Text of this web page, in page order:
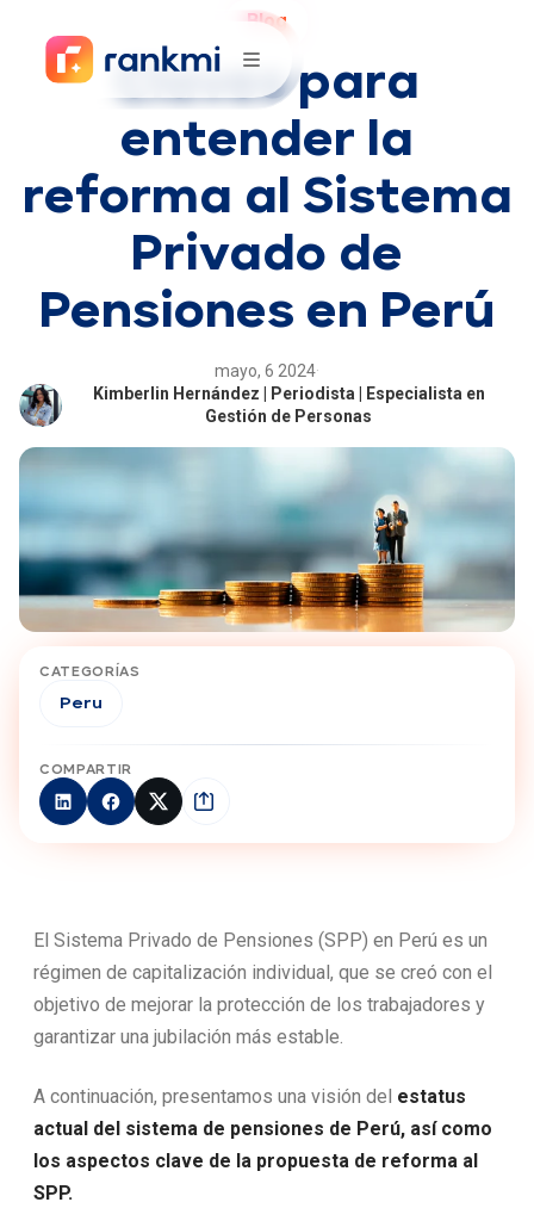
Blog
Claves para
entender la
reforma al Sistema
Privado de
Pensiones en Perú
mayo, 6 2024·
Kimberlin Hernández | Periodista | Especialista en
Gestión de Personas
CATEGORÍAS
Peru
COMPARTIR
El Sistema Privado de Pensiones (SPP) en Perú es un
régimen de capitalización individual, que se creó con el
objetivo de mejorar la protección de los trabajadores y
garantizar una jubilación más estable.
A continuación, presentamos una visión del estatus
actual del sistema de pensiones de Perú, así como
los aspectos clave de la propuesta de reforma al
SPP.